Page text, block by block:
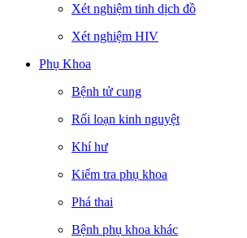
Xét nghiệm tinh dịch đồ
Xét nghiệm HIV
Phụ Khoa
Bệnh tử cung
Rối loạn kinh nguyệt
Khí hư
Kiểm tra phụ khoa
Phá thai
Bệnh phụ khoa khác